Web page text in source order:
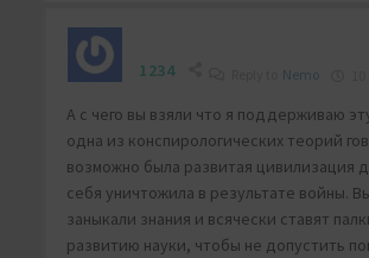
1234 Nemo
А с чего вы взяли что я поддерживаю
одна из конспирологических теорий
возможно была развитая цивилизация
себя уничтожила в результате войны.
заныкали знания и всячески ставят
развитию науки, чтобы не допустить